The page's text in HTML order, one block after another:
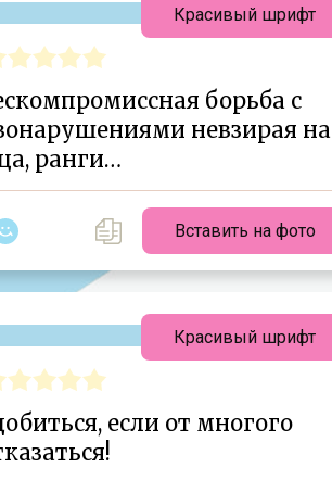
борьба с
невзирая на
ранги…
Вставить на фото
Красивый шрифт
если от многого
Красивый шрифт